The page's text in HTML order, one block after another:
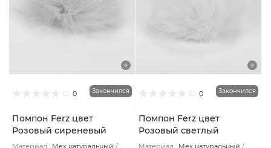
0 Закончился
Помпон Ferz цвет
Розовый сиреневый
Материал : Мех натуральный
0 Закончился
Помпон Ferz цвет
Розовый светлый
Материал : Мех натуральный